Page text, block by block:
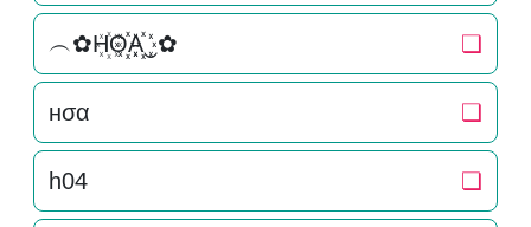
︵✿H꙰O꙰꙰A꙰꙰‿✿ ❏
нσα ❏
h04 ❏